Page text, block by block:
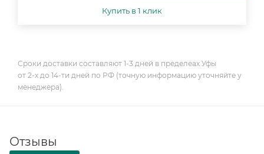
Купить в 1 клик
Сроки доставки составляют 1-3 дней в пределеах Уфы
от 2-х до 14-ти дней по РФ (точную информацию уточняйте у
менеджера).
Отзывы